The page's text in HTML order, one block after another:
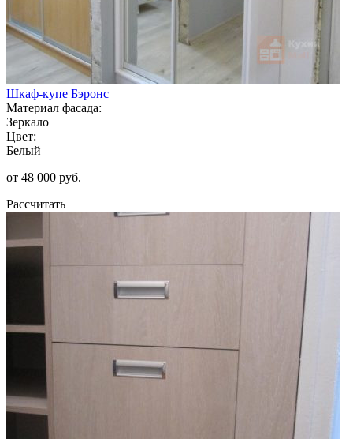
Шкаф-купе Бэронс
Материал фасада:
Зеркало
Цвет:
Белый
от 48 000 руб.
Рассчитать